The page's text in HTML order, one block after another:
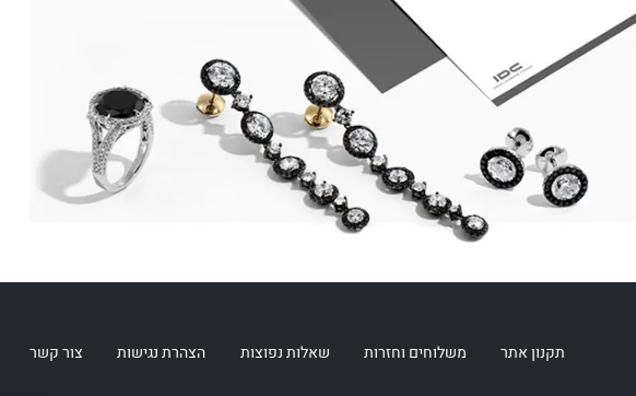
תקנון אתר משלוחים וחזרות שאלות נפוצות הצהרת נגישות צור קשר